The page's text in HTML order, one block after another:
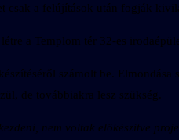
csak a felújítások után fogják
a Templom tér 32-es
számolt be.
de továbbiakra lesz szükség.
nem voltak előkészítve